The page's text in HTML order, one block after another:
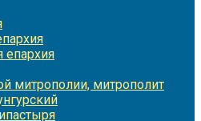
епархия
митрополии, митрополит